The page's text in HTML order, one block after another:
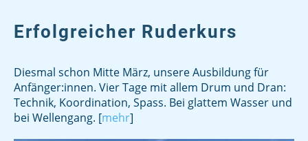
Erfolgreicher Ruderkurs
Diesmal schon Mitte März, unsere Ausbildung für
Anfänger:innen. Vier Tage mit allem Drum und Dran:
Technik, Koordination, Spass. Bei glattem Wasser und
bei Wellengang. [mehr]